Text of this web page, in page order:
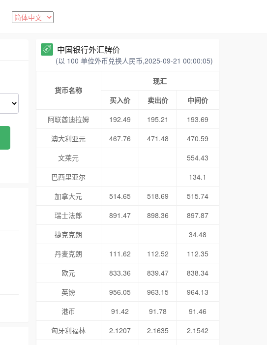
中国银行外汇牌价
(以 100 单位外币兑换人民币,2025-09-21 00:00:05)
货币名称
现汇
买入价
卖出价
中间价
阿联酋迪拉姆
192.49 195.21
193.69
澳大利亚元
467.76 471.48
470.59
文莱元
554.43
巴西里亚尔
134.1
加拿大元
514.65 518.69
515.74
瑞士法郎
891.47 898.36
897.87
捷克克朗
34.48
丹麦克朗
111.62 112.52
112.35
欧元
833.36 839.47
838.34
英镑
956.05 963.15
964.13
港币
91.42 91.78
91.46
匈牙利福林
2.1207 2.1635
2.1542